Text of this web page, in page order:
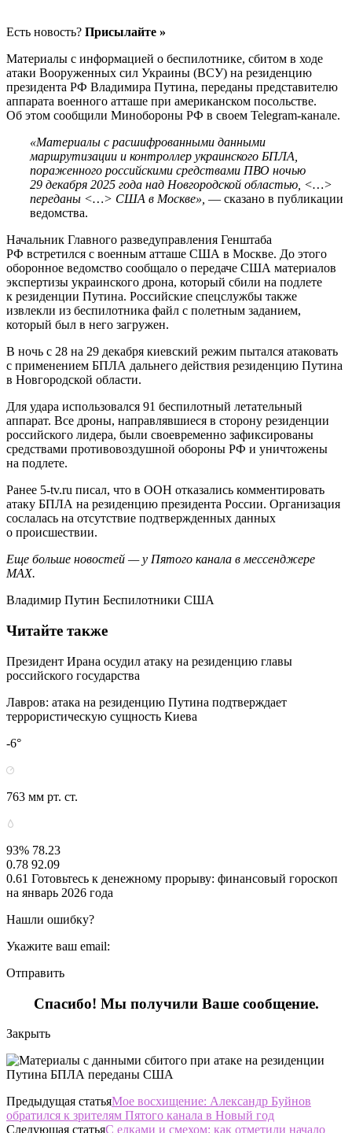
Есть новость? Присылайте »
Материалы с информацией о беспилотнике, сбитом в ходе
атаки Вооруженных сил Украины (ВСУ) на резиденцию
президента РФ Владимира Путина, переданы представителю
аппарата военного атташе при американском посольстве.
Об этом сообщили Минобороны РФ в своем Telegram-канале.
«Материалы с расшифрованными данными
маршрутизации и контроллер украинского БПЛА,
пораженного российскими средствами ПВО ночью
29 декабря 2025 года над Новгородской областью, <…>
переданы <…> США в Москве», — сказано в публикации
ведомства.
Начальник Главного разведуправления Генштаба
РФ встретился с военным атташе США в Москве. До этого
оборонное ведомство сообщало о передаче США материалов
экспертизы украинского дрона, который сбили на подлете
к резиденции Путина. Российские спецслужбы также
извлекли из беспилотника файл с полетным заданием,
который был в него загружен.
В ночь с 28 на 29 декабря киевский режим пытался атаковать
с применением БПЛА дальнего действия резиденцию Путина
в Новгородской области.
Для удара использовался 91 беспилотный летательный
аппарат. Все дроны, направлявшиеся в сторону резиденции
российского лидера, были своевременно зафиксированы
средствами противовоздушной обороны РФ и уничтожены
на подлете.
Ранее 5-tv.ru писал, что в ООН отказались комментировать
атаку БПЛА на резиденцию президента России. Организация
сослалась на отсутствие подтвержденных данных
о происшествии.
Еще больше новостей — у Пятого канала в мессенджере
MAX.
Владимир Путин Беспилотники США
Читайте также
Президент Ирана осудил атаку на резиденцию главы
российского государства
Лавров: атака на резиденцию Путина подтверждает
террористическую сущность Киева
-6°
763 мм рт. ст.
93% 78.23
0.78 92.09
0.61 Готовьтесь к денежному прорыву: финансовый гороскоп
на январь 2026 года
Нашли ошибку?
Укажите ваш email:
Отправить
Спасибо! Мы получили Ваше сообщение.
Закрыть
Предыдущая статьяМое восхищение: Александр Буйнов
обратился к зрителям Пятого канала в Новый год
Следующая статьяС елками и смехом: как отметили начало